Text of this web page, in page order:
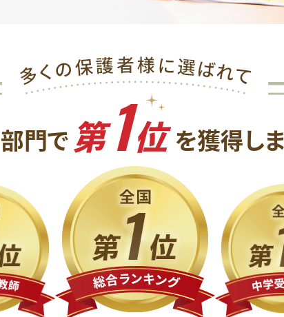
部門で 第1位を獲得し